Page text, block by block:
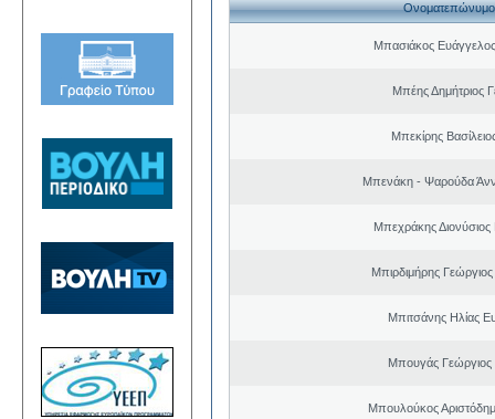
Ονοματεπώνυμο
Μπασιάκος
Μπέης Δημήτριος
Μπεκίρης
Μπενάκη - Ψαρούδα
Μπεχράκης Διονύσιος
Μπιρδιμήρης
Μπιτσάνης Ηλίας
Μπουγάς Γεώργιος
Μπουλούκος